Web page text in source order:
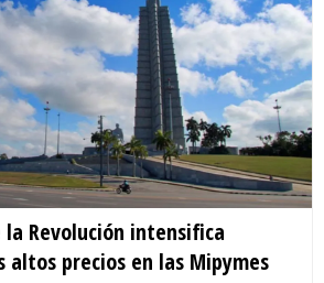
la Revolución intensifica
altos precios en las Mipymes